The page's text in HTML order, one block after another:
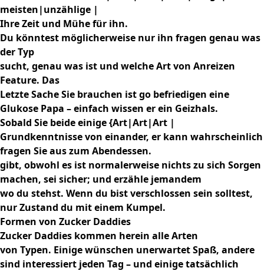
meisten|unzählige |
Ihre Zeit und Mühe für ihn.
Du könntest möglicherweise nur ihn fragen genau was
der Typ
sucht, genau was ist und welche Art von Anreizen
Feature. Das
Letzte Sache Sie brauchen ist go befriedigen eine
Glukose Papa – einfach wissen er ein Geizhals.
Sobald Sie beide einige {Art|Art|Art |
Grundkenntnisse von einander, er kann wahrscheinlich
fragen Sie aus zum Abendessen.
gibt, obwohl es ist normalerweise nichts zu sich Sorgen
machen, sei sicher; und erzähle jemandem
wo du stehst. Wenn du bist verschlossen sein solltest,
nur Zustand du mit einem Kumpel.
Formen von Zucker Daddies
Zucker Daddies kommen herein alle Arten
von Typen. Einige wünschen unerwartet Spaß, andere
sind interessiert jeden Tag – und einige tatsächlich